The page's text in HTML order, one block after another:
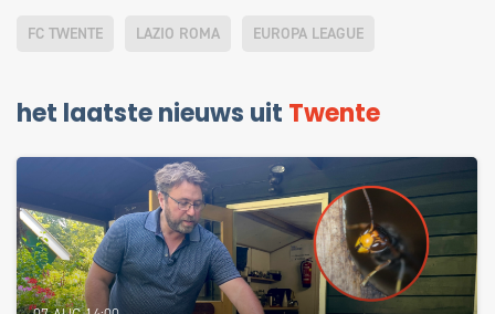
FC TWENTE LAZIO ROMA EUROPA LEAGUE
het laatste nieuws uit Twente